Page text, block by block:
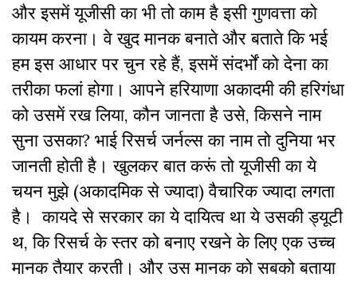
और इसमें यूजीसी का भी तो काम है इसी गुणवत्ता को
कायम करना। वे खुद मानक बनाते और बताते कि भई
हम इस आधार पर चुन रहे हैं, इसमें संदर्भों को देना का
तरीका फलां होगा। आपने हरियाणा अकादमी की हरिगंधा
को उसमें रख लिया, कौन जानता है उसे, किसने नाम
सुना उसका? भाई रिसर्च जर्नल्स का नाम तो दुनिया भर
जानती होती है। खुलकर बात करूं तो यूजीसी का ये
चयन मुझे (अकादमिक से ज्यादा) वैचारिक ज्यादा लगता
है। कायदे से सरकार का ये दायित्व था ये उसकी ड्यूटी
थ, कि रिसर्च के स्तर को बनाए रखने के लिए एक उच्च
मानक तैयार करती। और उस मानक को सबको बताया